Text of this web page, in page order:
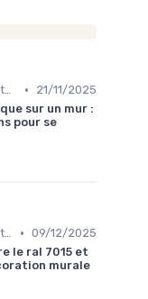
Conseils de Design d'Intérieur •
21/11/2025
sur un mur :
pour se
Conseils de Design d'Intérieur • 09/12/2025
le ral 7015 et
murale